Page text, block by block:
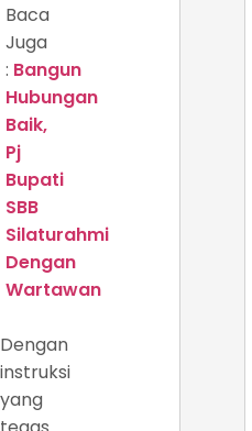
Baca
Juga
: Bangun
Hubungan
Baik,
Pj
Bupati
SBB
Silaturahmi
Dengan
Wartawan
Dengan
instruksi
yang